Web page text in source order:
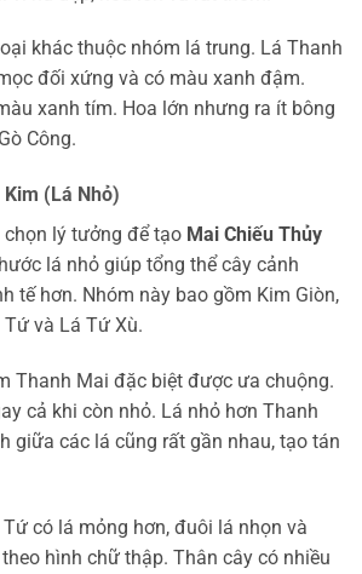
khác thuộc nhóm lá trung. Lá Thanh
đối xứng và có màu xanh đậm.
xanh tím. Hoa lớn nhưng ra ít bông
Công.
Kim (Lá Nhỏ)
lý tưởng để tạo Mai Chiếu Thủy
lá nhỏ giúp tổng thể cây cảnh
tế hơn. Nhóm này bao gồm Kim Giòn,
và Lá Tứ Xù.
Thanh Mai đặc biệt được ưa chuộng.
cả khi còn nhỏ. Lá nhỏ hơn Thanh
giữa các lá cũng rất gần nhau, tạo tán
có lá mỏng hơn, đuôi lá nhọn và
hình chữ thập. Thân cây có nhiều